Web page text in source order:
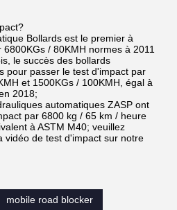
Bollards est le premier à
/ 80KMH normes à 2011
le succès des bollards
pour passer le test d'impact par
et 1500KGs / 100KMH, égal à
2018;
automatiques ZASP ont
par 6800 kg / 65 km / heure
à ASTM M40; veuillez
vidéo de test d'impact sur notre
mobile road blocker